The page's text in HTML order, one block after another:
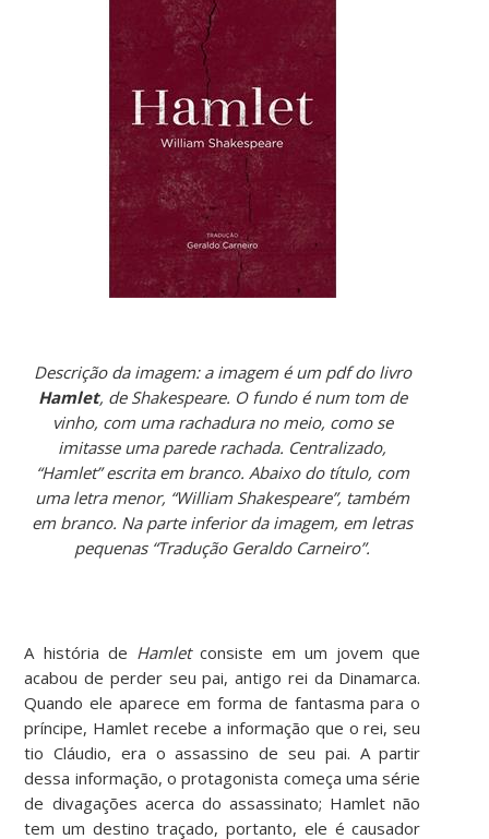
Descrição da imagem: a imagem é um pdf do livro
Hamlet, de Shakespeare. O fundo é num tom de
vinho, com uma rachadura no meio, como se
imitasse uma parede rachada. Centralizado,
“Hamlet” escrita em branco. Abaixo do título, com
uma letra menor, “William Shakespeare”, também
em branco. Na parte inferior da imagem, em letras
pequenas “Tradução Geraldo Carneiro”.
A história de Hamletconsiste em um jovem que
acabou de perder seu pai, antigo rei da Dinamarca.
Quando ele aparece em forma de fantasma para o
príncipe, Hamlet recebe a informação que o rei, seu
tio Cláudio, era o assassino de seu pai. A partir
dessa informação, o protagonista começa uma série
de divagações acerca do assassinato; Hamlet não
tem um destino traçado, portanto, ele é causador